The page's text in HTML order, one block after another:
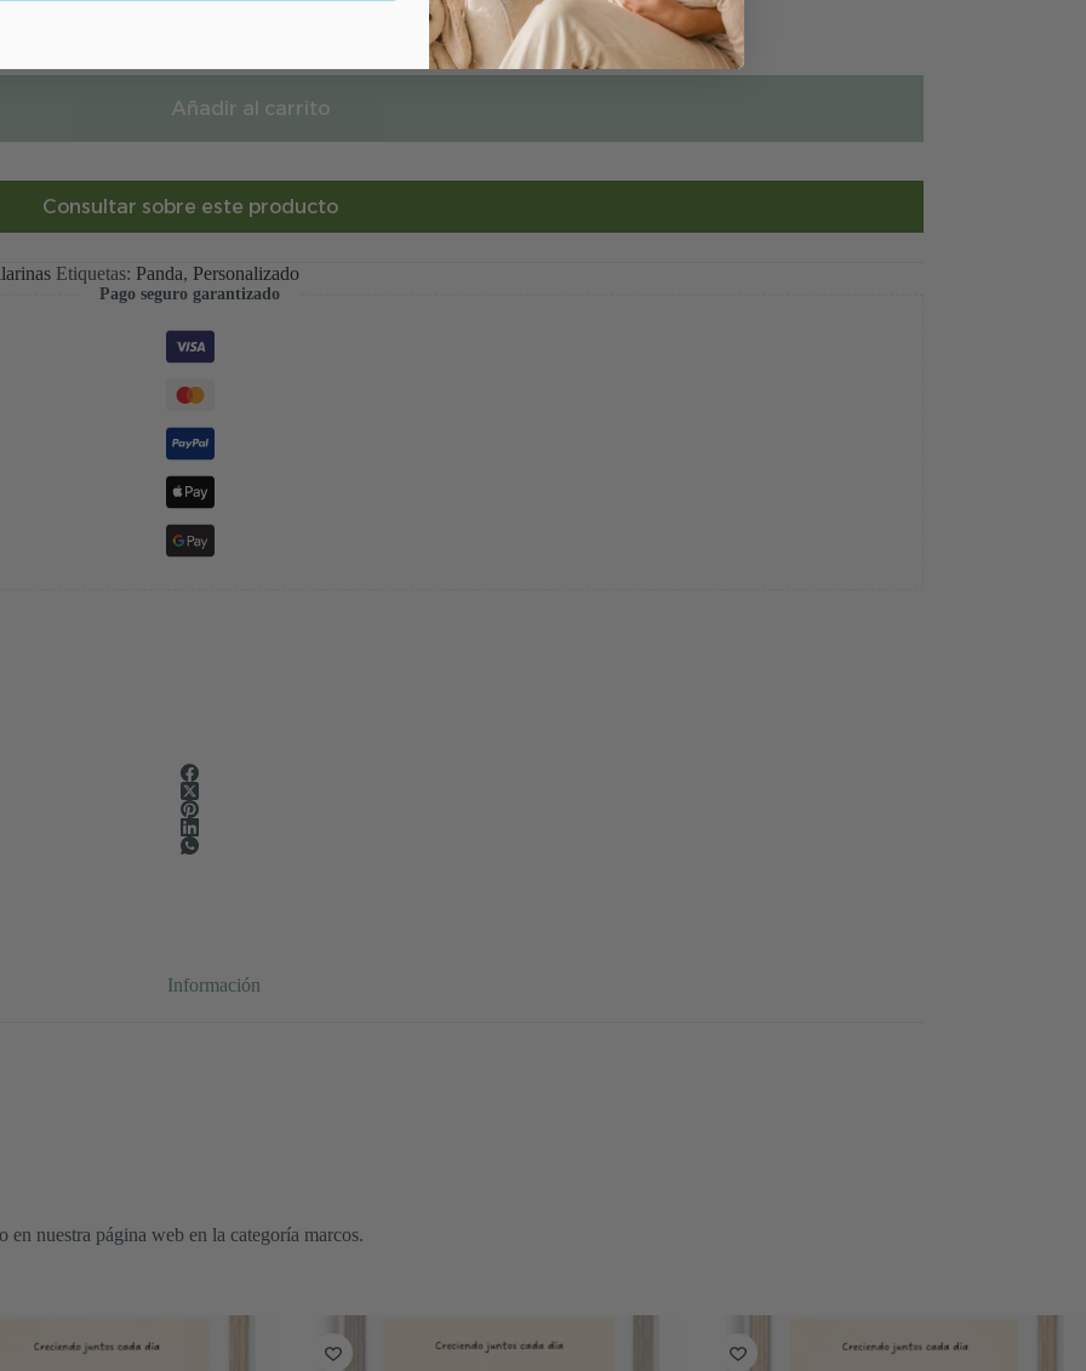
Añadir al carrito
Consultar sobre este producto
Etiquetas: Panda, Personalizado
Pago seguro garantizado
Información
nuestra página web en la categoría marcos.